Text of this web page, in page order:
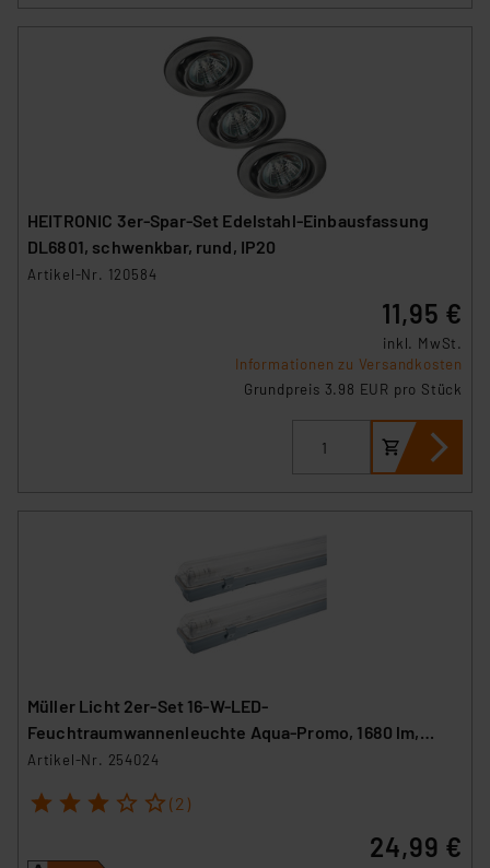
HEITRONIC 3er-Spar-Set Edelstahl-Einbausfassung
DL6801, schwenkbar, rund, IP20
Artikel-Nr. 120584
11,95 €
inkl. MwSt.
Informationen zu Versandkosten
Grundpreis 3.98 EUR pro Stück
Müller Licht 2er-Set 16-W-LED-
Feuchtraumwannenleuchte Aqua-Promo, 1680 lm,
4000 K, IP65, 120 cm
Artikel-Nr. 254024
1 2 3 4 5 (2)
24,99 €